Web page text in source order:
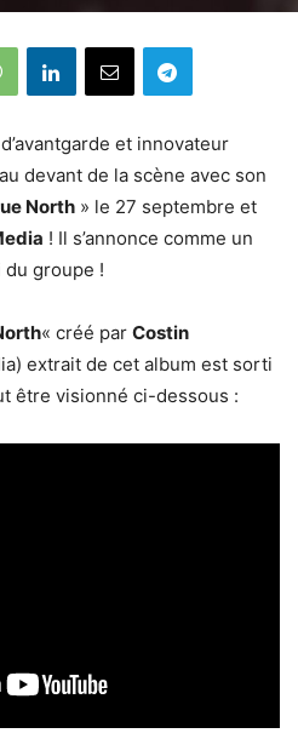
d’avantgarde et innovateur
devant de la scène avec son
North » le 27 septembre et
! Il s’annonce comme un
groupe !
« créé par Costin
extrait de cet album est sorti
être visionné ci-dessous :